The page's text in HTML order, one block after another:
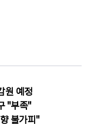
원 예정
"부족"
불가피"